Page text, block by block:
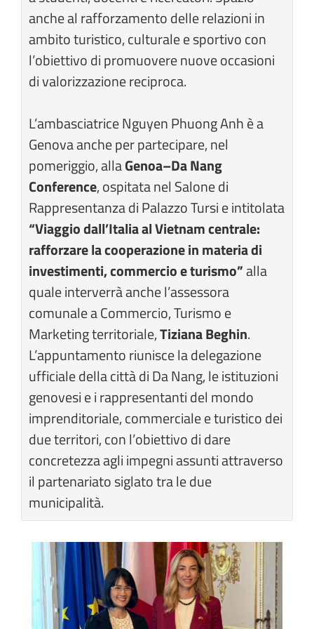
anche al rafforzamento delle relazioni in
ambito turistico, culturale e sportivo con
l’obiettivo di promuovere nuove occasioni
di valorizzazione reciproca.
L’ambasciatrice Nguyen Phuong Anh è a
Genova anche per partecipare, nel
pomeriggio, allaGenoa–Da Nang
Conference, ospitata nel Salone di
Rappresentanza di Palazzo Tursi e intitolata
“Viaggio dall’Italia al Vietnam centrale:
rafforzare la cooperazione in materia di
investimenti, commercio e turismo”alla
quale interverrà anche l’assessora
comunale a Commercio, Turismo e
Marketing territoriale,Tiziana Beghin.
L’appuntamento riunisce la delegazione
ufficiale della città di Da Nang, le istituzioni
genovesi e i rappresentanti del mondo
imprenditoriale, commerciale e turistico dei
due territori, con l’obiettivo di dare
concretezza agli impegni assunti attraverso
il partenariato siglato tra le due
municipalità.